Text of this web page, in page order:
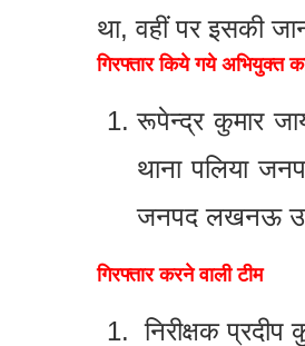
था, वहीं पर इसकी
गिरफ्तार किये गये अभियुक्त
रूपेन्द्र कुमार
थाना पलिया
जनपद लखनऊ
गिरफ्तार करने वाली टीम
निरीक्षक प्रदीप